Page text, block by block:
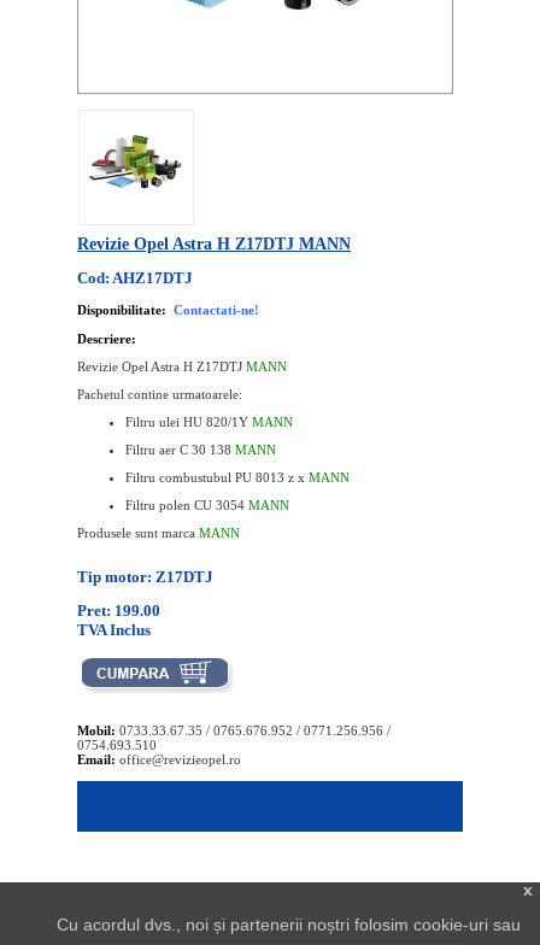
Revizie Opel Astra H Z17DTJ MANN
Cod: AHZ17DTJ
Disponibilitate: Contactati-ne!
Descriere:
Revizie Opel Astra H Z17DTJ MANN
Pachetul contine urmatoarele:
Filtru ulei HU 820/1Y MANN
Filtru aer C 30 138 MANN
Filtru combustubul PU 8013 z x MANN
Filtru polen CU 3054 MANN
Produsele sunt marca MANN
Tip motor: Z17DTJ
Pret: 199.00
TVA Inclus
Mobil: 0733.33.67.35 / 0765.676.952 / 0771.256.956 /
0754.693.510
Email: office@revizieopel.ro
x
Cu acordul dvs., noi și partenerii noștri folosim cookie-uri sau